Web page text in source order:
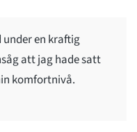
en kraftig
att jag hade satt
komfortnivå.